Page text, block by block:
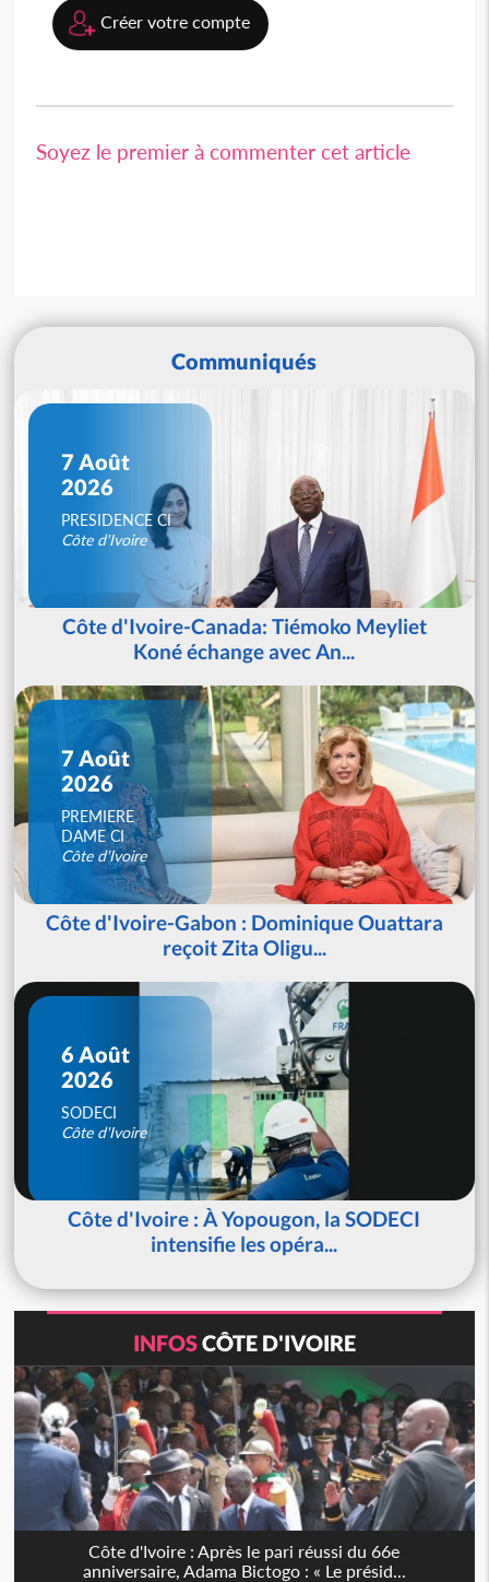
Créer votre compte
Soyez le premier à commenter cet article
Communiqués
7 Août
2026
PRESIDENCE CI
Côte d'Ivoire
Côte d'Ivoire-Canada: Tiémoko Meyliet
Koné échange avec An...
7 Août
2026
PREMIERE
DAME CI
Côte d'Ivoire
Côte d'Ivoire-Gabon : Dominique Ouattara
reçoit Zita Oligu...
6 Août
2026
SODECI
Côte d'Ivoire
Côte d'Ivoire : À Yopougon, la SODECI
intensifie les opéra...
INFOSCÔTE D'IVOIRE
Côte d'Ivoire : Après le pari réussi du 66e
anniversaire, Adama Bictogo : « Le présid...